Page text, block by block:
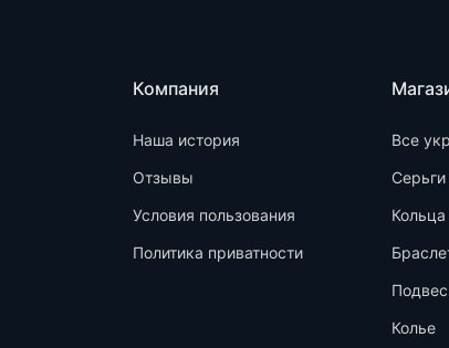
Компания
Наша история
Отзывы
Условия пользования
Политика приватности
Все
Серьги
Кольца
Колье